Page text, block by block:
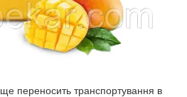
переносить транспортування в